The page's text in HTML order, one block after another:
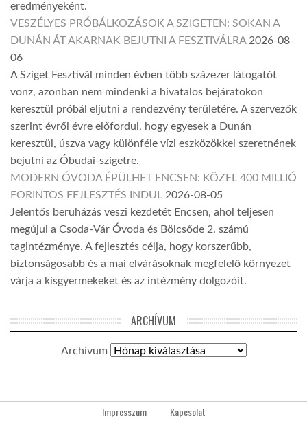
eredményeként.
VESZÉLYES PRÓBÁLKOZÁSOK A SZIGETEN: SOKAN A
DUNÁN ÁT AKARNAK BEJUTNI A FESZTIVÁLRA 2026-08-
06
A Sziget Fesztivál minden évben több százezer látogatót
vonz, azonban nem mindenki a hivatalos bejáratokon
keresztül próbál eljutni a rendezvény területére. A szervezők
szerint évről évre előfordul, hogy egyesek a Dunán
keresztül, úszva vagy különféle vízi eszközökkel szeretnének
bejutni az Óbudai-szigetre.
MODERN ÓVODA ÉPÜLHET ENCSEN: KÖZEL 400 MILLIÓ
FORINTOS FEJLESZTÉS INDUL 2026-08-05
Jelentős beruházás veszi kezdetét Encsen, ahol teljesen
megújul a Csoda-Vár Óvoda és Bölcsőde 2. számú
tagintézménye. A fejlesztés célja, hogy korszerűbb,
biztonságosabb és a mai elvárásoknak megfelelő környezet
várja a kisgyermekeket és az intézmény dolgozóit.
ARCHÍVUM
Archívum
Impresszum Kapcsolat